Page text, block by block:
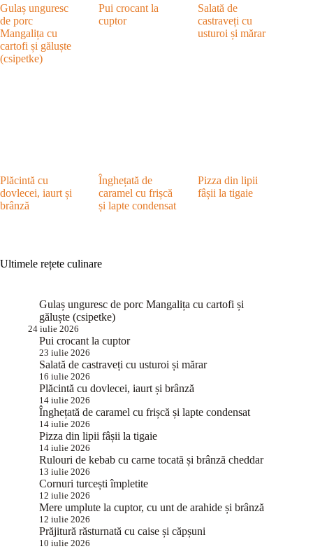
Gulaș unguresc
de porc
Mangalița cu
cartofi și găluște
(csipetke)
Pui crocant la
cuptor
Salată de
castraveți cu
usturoi și mărar
Plăcintă cu
dovlecei, iaurt și
brânză
Înghețată de
caramel cu frișcă
și lapte condensat
Pizza din lipii
fâșii la tigaie
Ultimele rețete culinare
Gulaș unguresc de porc Mangalița cu cartofi și
găluște (csipetke)
24 iulie 2026
Pui crocant la cuptor
23 iulie 2026
Salată de castraveți cu usturoi și mărar
16 iulie 2026
Plăcintă cu dovlecei, iaurt și brânză
14 iulie 2026
Înghețată de caramel cu frișcă și lapte condensat
14 iulie 2026
Pizza din lipii fâșii la tigaie
14 iulie 2026
Rulouri de kebab cu carne tocată și brânză cheddar
13 iulie 2026
Cornuri turcești împletite
12 iulie 2026
Mere umplute la cuptor, cu unt de arahide și brânză
12 iulie 2026
Prăjitură răsturnată cu caise și căpșuni
10 iulie 2026